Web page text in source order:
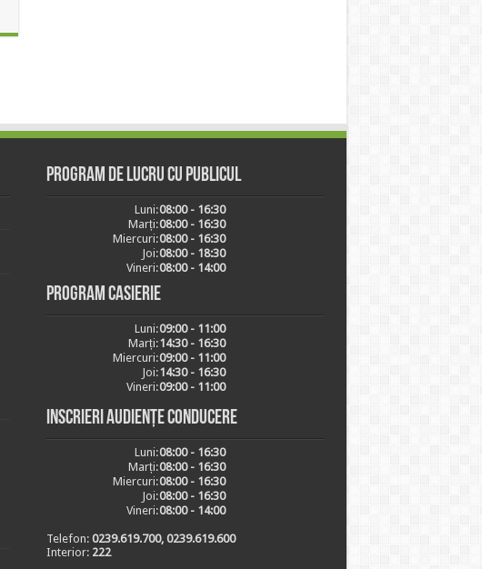
Program de lucru cu publicul
Luni:08:00 - 16:30
Marți:08:00 - 16:30
Miercuri:08:00 - 16:30
Joi:08:00 - 18:30
Vineri:08:00 - 14:00
Program casierie
Luni:09:00 - 11:00
Marți:14:30 - 16:30
Miercuri:09:00 - 11:00
Joi:14:30 - 16:30
Vineri:09:00 - 11:00
Inscrieri audiențe conducere
Luni:08:00 - 16:30
Marți:08:00 - 16:30
Miercuri:08:00 - 16:30
Joi:08:00 - 16:30
Vineri:08:00 - 14:00
Telefon: 0239.619.700, 0239.619.600
Interior: 222